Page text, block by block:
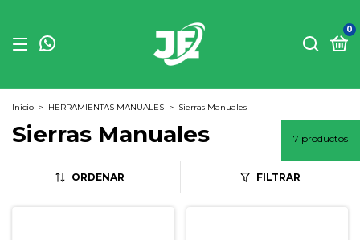
0
Inicio > HERRAMIENTAS MANUALES > Sierras Manuales
Sierras Manuales 7 productos
ORDENAR FILTRAR